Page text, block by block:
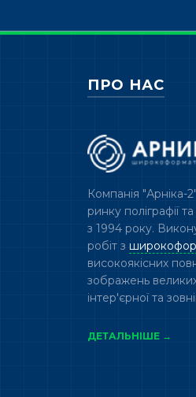
ПРО НАС
Компанія "Арніка-
ринку поліграфії
з 1994 року.
робіт з
високоякісних
зображень
інтер'єрної та
ДЕТАЛЬНІШЕ →